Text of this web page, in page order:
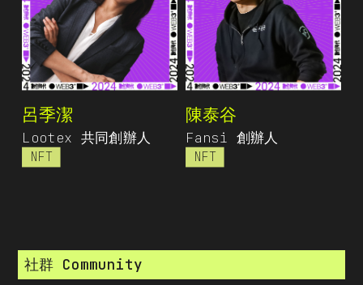
呂季潔
Lootex 共同創辦人
NFT
陳泰谷
Fansi 創辦人
NFT
社群 Community